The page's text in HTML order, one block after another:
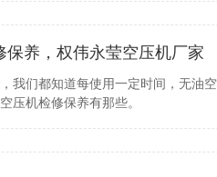
保养，权伟永莹空压机厂家
我们都知道每使用一定时间，无油
压机检修保养有那些。